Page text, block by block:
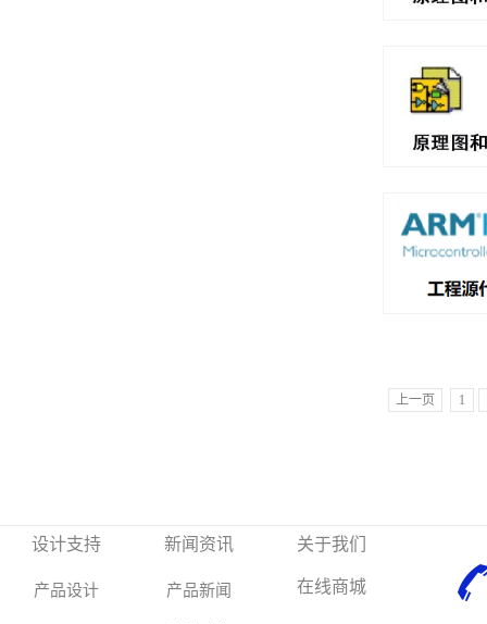
上一页 1
设计支持
产品设计
新闻资讯
产品新闻
关于我们
在线商城